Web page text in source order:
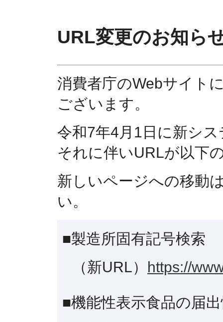
URL変更のお知ら
消費者庁のWebサイト
ございます。
令和7年4月1日に新シ
それに伴いURLが以下
新しいページへの移動
い。
■製造所固有記号検索
（新URL） https://
■機能性表示食品の届